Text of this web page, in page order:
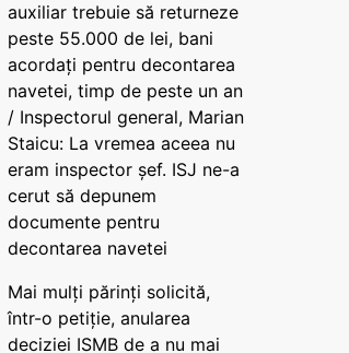
auxiliar trebuie să returneze
peste 55.000 de lei, bani
acordați pentru decontarea
navetei, timp de peste un an
/ Inspectorul general, Marian
Staicu: La vremea aceea nu
eram inspector șef. ISJ ne-a
cerut să depunem
documente pentru
decontarea navetei
Mai mulți părinți solicită,
într-o petiție, anularea
deciziei ISMB de a nu mai